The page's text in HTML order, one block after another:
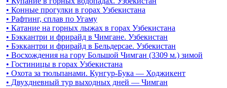
• Конные прогулки в горах Узбекистана
• Рафтинг, сплав по Угаму
• Катание на горных лыжах в горах Узбекистана
• Бэккантри и фрирайд в Чимгане. Узбекистан
• Бэккантри и фрирайд в Бельдерсае. Узбекистан
• Восхождения на гору Большой Чимган (3309 м.) зимой
• Гостиницы в горах Узбекистана
• Охота за тюльпанами. Кунгур-Бука — Ходжикент
• Двухдневный тур выходных дней — Чимган